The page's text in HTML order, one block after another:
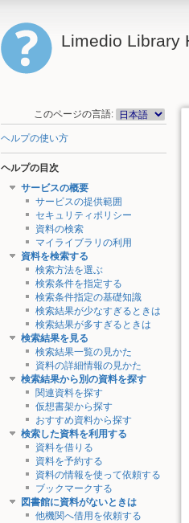
Limedio Library
このページの言語:
ヘルプの使い方
ヘルプの目次
サービスの概要
サービスの提供範囲
セキュリティポリシー
資料の検索
マイライブラリの利用
資料を検索する
検索方法を選ぶ
検索条件を指定する
検索条件指定の基礎知識
検索結果が少なすぎるときは
検索結果が多すぎるときは
検索結果を見る
検索結果一覧の見かた
資料の詳細情報の見かた
検索結果から別の資料を探す
関連資料を探す
仮想書架から探す
おすすめ資料から探す
検索した資料を利用する
資料を借りる
資料を予約する
資料の情報を使って依頼する
ブックマークする
図書館に資料がないときは
他機関へ借用を依頼する